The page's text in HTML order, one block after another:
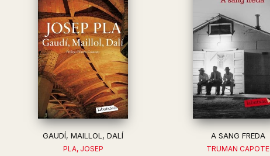
GAUDÍ, MAILLOL, DALÍ
PLA, JOSEP
A SANG FREDA
TRUMAN CAPOTE